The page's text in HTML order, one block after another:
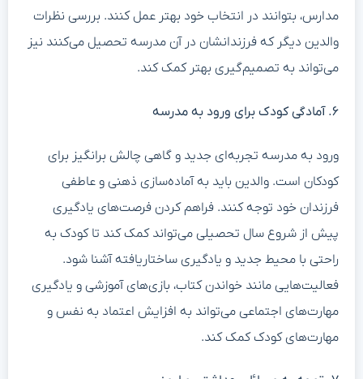
مدارس، بتوانند در انتخاب خود بهتر عمل کنند. بررسی نظرات
والدین دیگر که فرزندانشان در آن مدرسه تحصیل می‌کنند نیز
می‌تواند به تصمیم‌گیری بهتر کمک کند.
۶. آمادگی کودک برای ورود به مدرسه
ورود به مدرسه تجربه‌ای جدید و گاهی چالش برانگیز برای
کودکان است. والدین باید به آماده‌سازی ذهنی و عاطفی
فرزندان خود توجه کنند. فراهم کردن فرصت‌های یادگیری
پیش از شروع سال تحصیلی می‌تواند کمک کند تا کودک به
راحتی با محیط جدید و یادگیری ساختاریافته آشنا شود.
فعالیت‌هایی مانند خواندن کتاب، بازی‌های آموزشی و یادگیری
مهارت‌های اجتماعی می‌تواند به افزایش اعتماد به نفس و
مهارت‌های کودک کمک کند.